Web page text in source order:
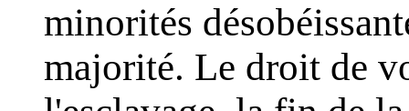
minorités
majorité. Le droit de